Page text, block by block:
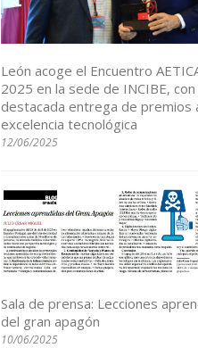
León acoge el Encuentro
2025 en la sede de INCIBE, con
destacada entrega de premios
excelencia tecnológica
12/06/2025
Sala de prensa: Lecciones
del gran apagón
10/06/2025